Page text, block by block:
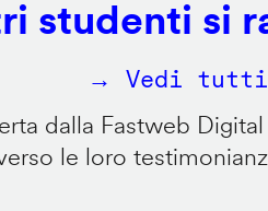
studenti si
→ Vedi tutti
dalla Fastweb
le loro